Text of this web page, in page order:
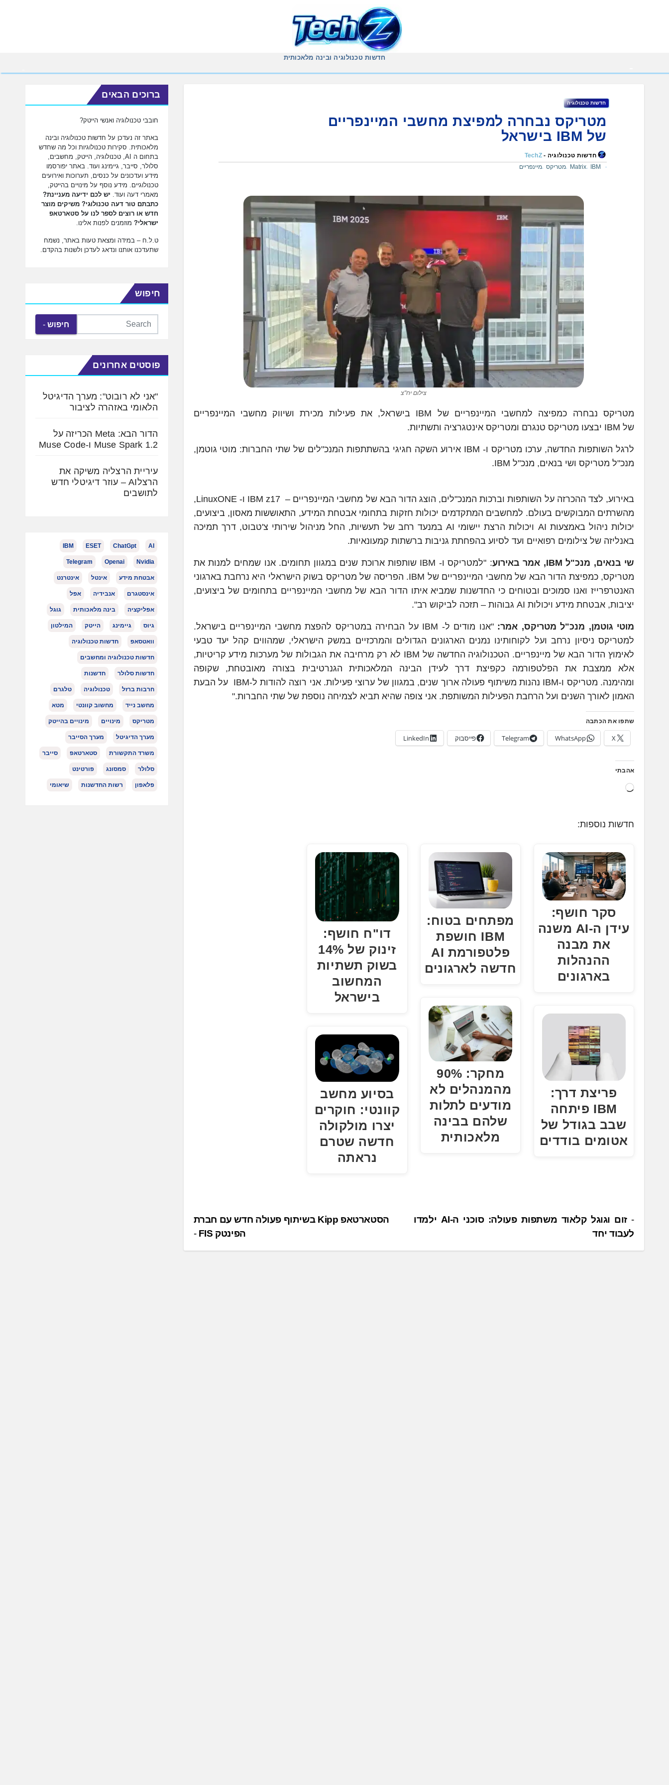
חדשות טכנולוגיה ובינה מלאכותית
חדשות טכנולוגיה
מטריקס נבחרה למפיצת מחשבי המיינפריים
של IBM בישראל
חדשות טכנולוגיה -TechZ
IBM
,
Matrix
,מטריקס ,מיינפריים
צילום יח"צ
מטריקס נבחרה כמפיצה למחשבי המיינפריים של IBM בישראל, את פעילות מכירת ושיווק מחשבי המיינפריים
של IBM יבצעו מטריקס טנגרם ומטריקס אינטגרציה ותשתיות.
לרגל השותפות החדשה, ערכו מטריקס ו- IBM אירוע השקה חגיגי בהשתתפות המנכ"לים של שתי החברות: מוטי גוטמן,
מנכ"ל מטריקס ושי בנאים, מנכ"ל IBM.
באירוע, לצד ההכרזה על השותפות וברכות המנכ"לים, הוצג הדור הבא של מחשבי המיינפריים – IBM z17 ו- LinuxONE,
מהשרתים המבוקשים בעולם. למחשבים המתקדמים יכולות חזקות בתחומי אבטחת המידע, התאוששות מאסון, ביצועים,
יכולות ניהול באמצעות AI ויכולות הרצת יישומי AI במנעד רחב של תעשיות, החל מניהול שירותי צ'טבוט, דרך תמיכה
באנליזה של צילומים רפואיים ועד לסיוע בהפחתת גניבות ברשתות קמעונאיות.
שי בנאים, מנכ"ל IBM, אמר באירוע
: "למטריקס ו- IBM שותפות ארוכת שנים במגוון תחומים. אנו שמחים למנות את
מטריקס, כמפיצת הדור הבא של מחשבי המיינפריים של IBM. הפריסה של מטריקס בשוק הישראלי היא נרחבת בארגוני
האנטרפרייז ואנו סמוכים ובטוחים כי החדשנות שמביא איתו הדור הבא של מחשבי המיינפריים בתחומים של ביצועים,
יציבות, אבטחת מידע ויכולות AI גבוהות – תזכה לביקוש רב".
מוטי גוטמן, מנכ"ל מטריקס, אמר:
"אנו מודים ל- IBM על הבחירה במטריקס להפצת מחשבי המיינפריים בישראל.
למטריקס ניסיון נרחב ועל לקוחותינו נמנים הארגונים הגדולים והמרכזיים במשק הישראלי, שמהווים קהל יעד טבעי
לאימוץ הדור הבא של מיינפריים. הטכנולוגיה החדשה של IBM לא רק מרחיבה את הגבולות של מערכות מידע קריטיות,
אלא ממצבת את הפלטפורמה כקפיצת דרך לעידן הבינה המלאכותית הגנרטיבית בצורה מאובטחת, שקופה
ומהימנה. מטריקס ו-IBM נהנות משיתוף פעולה ארוך שנים, במגוון של ערוצי פעילות. אני רוצה להודות ל-IBM על הבעת
האמון לאורך השנים ועל הרחבת הפעילות המשותפת. אני צופה שהיא תביא לצמיחה נוספת של שתי החברות."
שתפו את הכתבה
X
WhatsApp
Telegram פייסבוק LinkedIn
אהבתי
ט
.
.
חדשות נוספות:
סקר חושף:
עידן ה-AI משנה
את מבנה
ההנהלות
בארגונים
פריצת דרך:
IBM פיתחה
שבב בגודל של
אטומים בודדים
מפתחים בטוח:
IBM חושפת
פלטפורמת AI
חדשה לארגונים
מחקר: 90%
מהמנהלים לא
מודעים לתלות
שלהם בבינה
מלאכותית
דו"ח חושף:
זינוק של 14%
בשוק תשתיות
המחשוב
בישראל
בסיוע מחשב
קוונטי: חוקרים
יצרו מולקולה
חדשה שטרם
נראתה
נ
י
ו
הסטארטאפ Kipp בשיתוף פעולה חדש עם חברת
הפינטק FIS
זום וגוגל קלאוד משתפות פעולה: סוכני ה-AI ילמדו
לעבוד יחד
ברוכים הבאים
חובבי טכנולוגיה ואנשי הייטק?
באתר זה נעדכן על חדשות טכנולוגיה ובינה
מלאכותית. סקירות טכנולוגיות וכל מה שחדש
בתחום ה AI, טכנולוגיה, הייטק, מחשבים,
סלולר, סייבר, גיימינג ועוד. באתר יפורסמו
מידע ועדכונים על כנסים, תערוכות ואירועים
טכנולוגיים. מידע נוסף על מינויים בהייטק,
מאמרי דעה ועוד. יש לכם ידיעה מעניינת?
כתבתם טור דעה טכנולוגי? משיקים מוצר
חדש או רוצים לספר לנו על סטארטאפ
ישראלי? מוזמנים לפנות אלינו.
ט.ל.ח – במידה ומצאת טעות באתר, נשמח
שתעדכנו אותנו ונדאג לעדכן ולשנות בהקדם.
חיפוש
חיפוש
פוסטים אחרונים
"אני לא רובוט": מערך הדיגיטל
הלאומי באזהרה לציבור
הדור הבא: Meta הכריזה על
Muse Spark 1.2 ו-Muse Code
עיריית הרצליה משיקה את
הרצלAI – עוזר דיגיטלי חדש
לתושבים
AI
ChatGpt
ESET
IBM
Nvidia
Openai
Telegram
אבטחת מידע אינטל אינטרנט
אינסטגרם אנבידיה אפל
אפליקציה בינה מלאכותית גוגל
גיוס גיימינג הייטק המילטון
וואטסאפ חדשות טכנולוגיה
חדשות טכנולוגיה ומחשבים
חדשות סלולר חדשנות
חרבות ברזל טכנולוגיה טלגרם
מחשב נייד מחשוב קוונטי מטא
מטריקס מינויים מינויים בהייטק
מערך הדיגיטל מערך הסייבר
משרד התקשורת סטארטאפ סייבר
סלולר סמסונג פורטינט
פלאפון רשות החדשנות שיאומי